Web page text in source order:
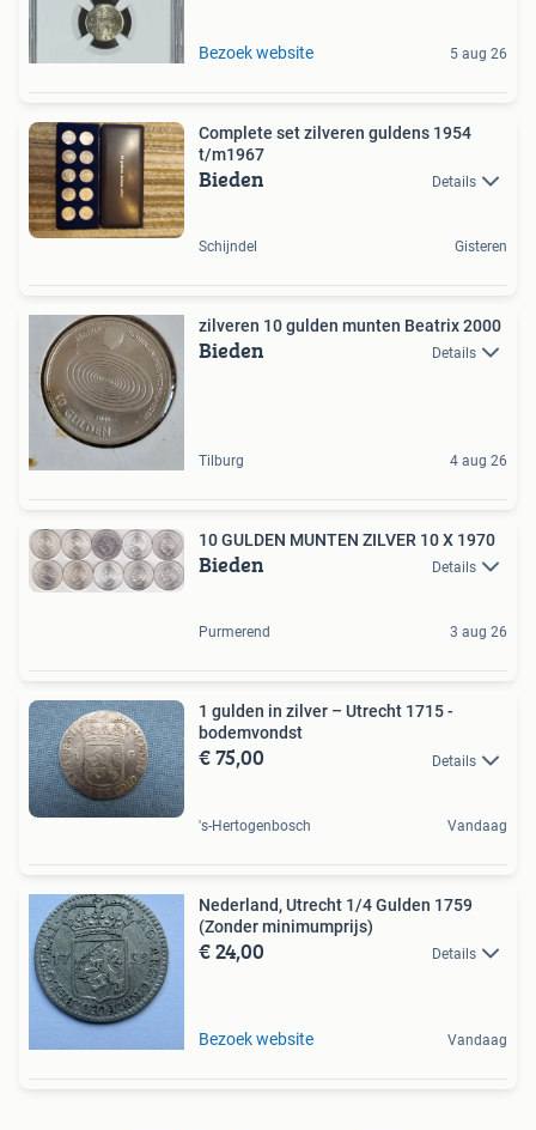
Bezoek website 5 aug 26
Complete set zilveren guldens 1954
t/m1967
Bieden Details
Schijndel Gisteren
zilveren 10 gulden munten Beatrix 2000
Bieden Details
Tilburg 4 aug 26
10 GULDEN MUNTEN ZILVER 10 X 1970
Bieden Details
Purmerend 3 aug 26
1 gulden in zilver – Utrecht 1715 -
bodemvondst
€ 75,00 Details
's-Hertogenbosch Vandaag
Nederland, Utrecht 1/4 Gulden 1759
(Zonder minimumprijs)
€ 24,00 Details
Bezoek website Vandaag